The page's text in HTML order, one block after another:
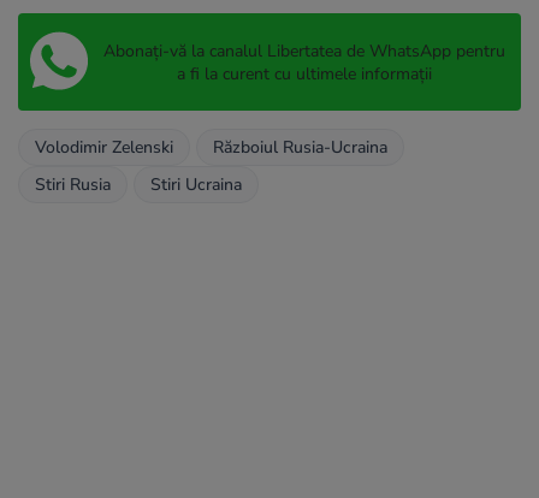
Abonați-vă la canalul Libertatea de WhatsApp pentru
a fi la curent cu ultimele informații
Volodimir Zelenski
Războiul Rusia-Ucraina
Stiri Rusia
Stiri Ucraina